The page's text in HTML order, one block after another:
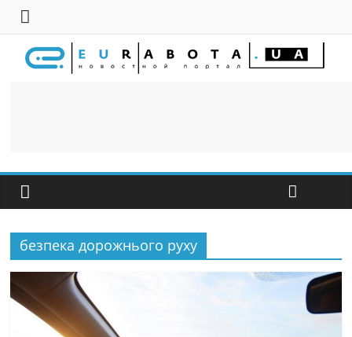
безпека дорожнього руху